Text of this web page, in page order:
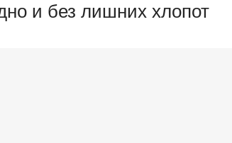
и без лишних хлопот